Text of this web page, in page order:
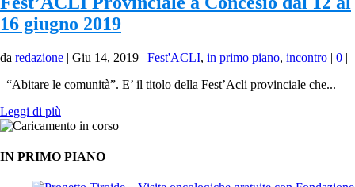
16 giugno 2019
da redazione | Giu 14, 2019 | Fest'ACLI, in primo piano, incontro | 0 |
“Abitare le comunità”. E’ il titolo della Fest’Acli provinciale che...
Leggi di più
IN PRIMO PIANO